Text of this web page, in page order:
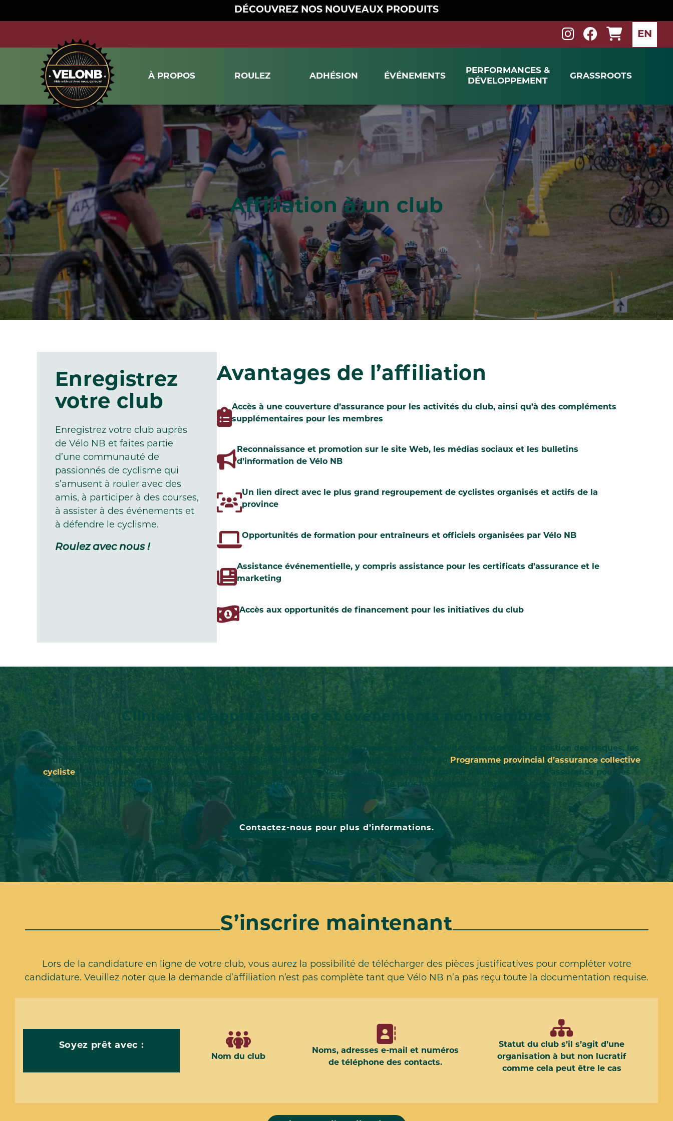
DÉCOUVREZ NOS NOUVEAUX PRODUITS
EN
À PROPOS ROULEZ ADHÉSION ÉVÉNEMENTS
PERFORMANCES &
DÉVELOPPEMENT
GRASSROOTS
Affiliation à un club
Enregistrez
votre club
Enregistrez votre club auprès
de Vélo NB et faites partie
d’une communauté de
passionnés de cyclisme qui
s’amusent à rouler avec des
amis, à participer à des courses,
à assister à des événements et
à défendre le cyclisme.
Roulez avec nous !
Avantages de l’affiliation
Accès à une couverture d’assurance pour les activités du club, ainsi qu’à des compléments
supplémentaires pour les membres
Reconnaissance et promotion sur le site Web, les médias sociaux et les bulletins
d’information de Vélo NB
Un lien direct avec le plus grand regroupement de cyclistes organisés et actifs de la
province
Opportunités de formation pour entraîneurs et officiels organisées par Vélo NB
Assistance événementielle, y compris assistance pour les certificats d’assurance et le
marketing
Accès aux opportunités de financement pour les initiatives du club
Cliniques d’apprentissage et événements non-membres
Pour plus d’informations, comme comment accéder à notre programme d’assurance pour les activités de votre club, la gestion des risques, les
formulaires tels que la demande de certificat et la réclamation d’accident, veuillez vous référer au
Programme provincial d’assurance collective
cycliste. *Notez que « membre » désigne un membre de Vélo NB. Nous pouvons également accéder à une couverture d’assurance pour les
événements du club ouverts aux non-membres, ainsi qu’à une assurance abordable pour les cliniques « d’apprentissage » telles que HopOn,
CAN-BIKE et autres.
Contactez-nous pour plus d’informations.
S’inscrire maintenant
Lors de la candidature en ligne de votre club, vous aurez la possibilité de télécharger des pièces justificatives pour compléter votre
candidature. Veuillez noter que la demande d’affiliation n’est pas complète tant que Vélo NB n’a pas reçu toute la documentation requise.
Soyez prêt avec :
Nom du club
Noms, adresses e-mail et numéros
de téléphone des contacts.
Statut du club s’il s’agit d’une
organisation à but non lucratif
comme cela peut être le cas